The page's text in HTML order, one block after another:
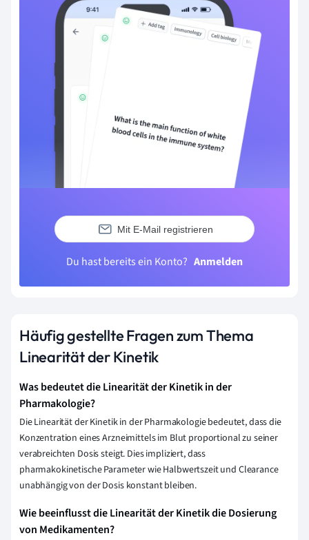
Mit E-Mail registrieren
Du hast bereits ein Konto? Anmelden
Häufig gestellte Fragen zum Thema
Linearität der Kinetik
Was bedeutet die Linearität der Kinetik in der
Pharmakologie?
Die Linearität der Kinetik in der Pharmakologie bedeutet, dass die
Konzentration eines Arzneimittels im Blut proportional zu seiner
verabreichten Dosis steigt. Dies impliziert, dass
pharmakokinetische Parameter wie Halbwertszeit und Clearance
unabhängig von der Dosis konstant bleiben.
Wie beeinflusst die Linearität der Kinetik die Dosierung
von Medikamenten?